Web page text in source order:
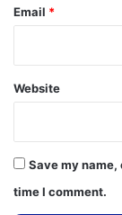
Email *
Website
Save my
time I comment.